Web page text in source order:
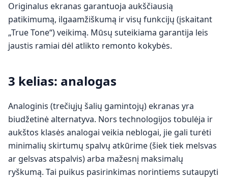
Originalus ekranas garantuoja aukščiausią
patikimumą, ilgaamžiškumą ir visų funkcijų (įskaitant
„True Tone“) veikimą. Mūsų suteikiama garantija leis
jaustis ramiai dėl atlikto remonto kokybės.
3 kelias: analogas
Analoginis (trečiųjų šalių gamintojų) ekranas yra
biudžetinė alternatyva. Nors technologijos tobulėja ir
aukštos klasės analogai veikia neblogai, jie gali turėti
minimalių skirtumų spalvų atkūrime (šiek tiek melsvas
ar gelsvas atspalvis) arba mažesnį maksimalų
ryškumą. Tai puikus pasirinkimas norintiems sutaupyti